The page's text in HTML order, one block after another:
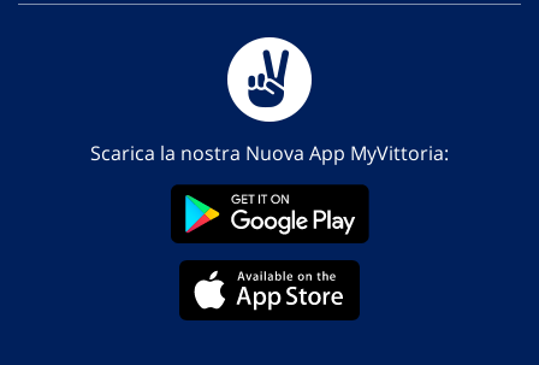
Scarica la nostra Nuova App MyVittoria: